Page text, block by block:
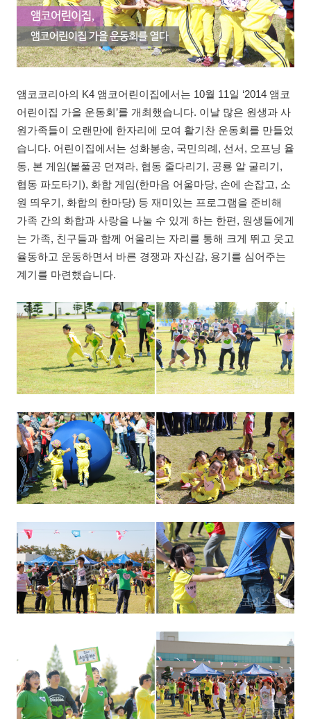
앰코코리아의 K4 앰코어린이집에서는 10월 11일 ‘2014 앰코
어린이집 가을 운동회’를 개최했습니다. 이날 많은 원생과 사
원가족들이 오랜만에 한자리에 모여 활기찬 운동회를 만들었
습니다. 어린이집에서는 성화봉송, 국민의례, 선서, 오프닝 율
동, 본 게임(볼풀공 던져라, 협동 줄다리기, 공룡 알 굴리기,
협동 파도타기), 화합 게임(한마음 어울마당, 손에 손잡고, 소
원 띄우기, 화합의 한마당) 등 재미있는 프로그램을 준비해
가족 간의 화합과 사랑을 나눌 수 있게 하는 한편, 원생들에게
는 가족, 친구들과 함께 어울리는 자리를 통해 크게 뛰고 웃고
율동하고 운동하면서 바른 경쟁과 자신감, 용기를 심어주는
계기를 마련했습니다.